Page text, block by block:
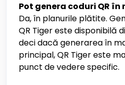
Pot genera coduri QR în
Da, în planurile plătite.
QR Tiger este disponibilă
deci dacă generarea în
principal, QR Tiger este
punct de vedere specific.